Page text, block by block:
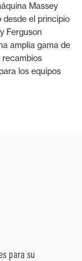
Massey
desde el principio
Ferguson
amplia gama de
recambios
los equipos
para su